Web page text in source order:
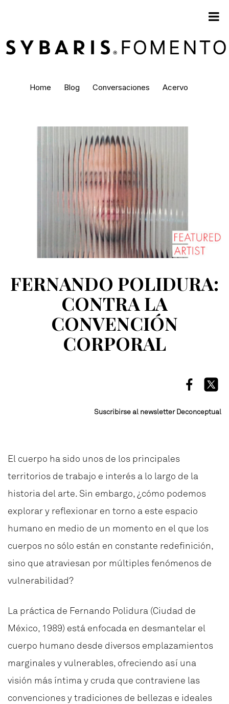
Home Blog Conversaciones Acervo
FERNANDO POLIDURA:
CONTRA LA
CONVENCIÓN
CORPORAL
Suscribirse al newsletter Deconceptual
El cuerpo ha sido unos de los principales
territorios de trabajo e interés a lo largo de la
historia del arte. Sin embargo, ¿cómo podemos
explorar y reflexionar en torno a este espacio
humano en medio de un momento en el que los
cuerpos no sólo están en constante redefinición,
sino que atraviesan por múltiples fenómenos de
vulnerabilidad?
La práctica de Fernando Polidura (Ciudad de
México, 1989) está enfocada en desmantelar el
cuerpo humano desde diversos emplazamientos
marginales y vulnerables, ofreciendo así una
visión más íntima y cruda que contraviene las
convenciones y tradiciones de bellezas e ideales